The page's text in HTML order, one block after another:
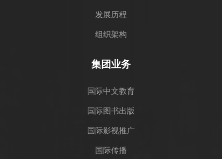
发展历程
组织架构
集团业务
国际中文教育
国际图书出版
国际影视推广
国际传播